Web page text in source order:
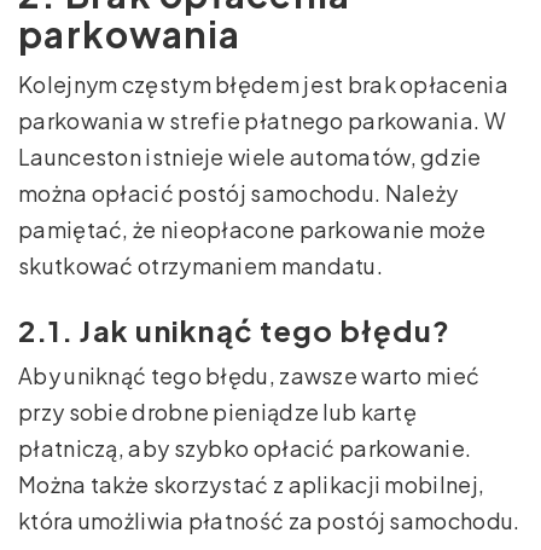
parkowania
Kolejnym częstym błędem jest brak opłacenia
parkowania w strefie płatnego parkowania. W
Launceston istnieje wiele automatów, gdzie
można opłacić postój samochodu. Należy
pamiętać, że nieopłacone parkowanie może
skutkować otrzymaniem mandatu.
2.1. Jak uniknąć tego błędu?
Aby uniknąć tego błędu, zawsze warto mieć
przy sobie drobne pieniądze lub kartę
płatniczą, aby szybko opłacić parkowanie.
Można także skorzystać z aplikacji mobilnej,
która umożliwia płatność za postój samochodu.